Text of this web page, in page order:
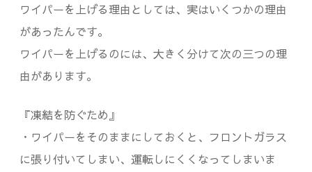
ワイパーを上げる理由としては、実はいくつかの理由
があったんです。
ワイパーを上げるのには、大きく分けて次の三つの理
由があります。
『凍結を防ぐため』
・ワイパーをそのままにしておくと、フロントガラス
に張り付いてしまい、運転しにくくなってしまいま